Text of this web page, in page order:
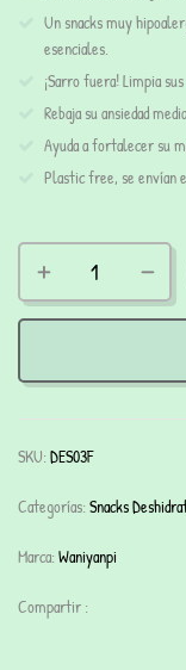
Un snacks muy
esenciales.
¡Sarro fuera! Limpia
Rebaja su ansiedad
Ayuda a fortalecer su
Plastic free, se envían
SKU: DES03F
Categorías: Snacks
Marca: Waniyanpi
Compartir :